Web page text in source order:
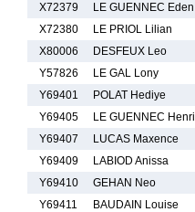
X72379
LE GUENNEC Eden
X72380
LE PRIOL Lilian
X80006
DESFEUX Leo
Y57826
LE GAL Lony
Y69401
POLAT Hediye
Y69405
LE GUENNEC Henri
Y69407
LUCAS Maxence
Y69409
LABIOD Anissa
Y69410
GEHAN Neo
Y69411
BAUDAIN Louise